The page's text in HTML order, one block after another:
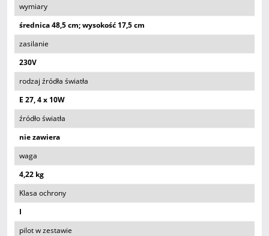
wymiary
średnica 48,5 cm; wysokość 17,5 cm
zasilanie
230V
rodzaj źródła światła
E 27, 4 x 10W
źródło światła
nie zawiera
waga
4,22 kg
Klasa ochrony
I
pilot w zestawie